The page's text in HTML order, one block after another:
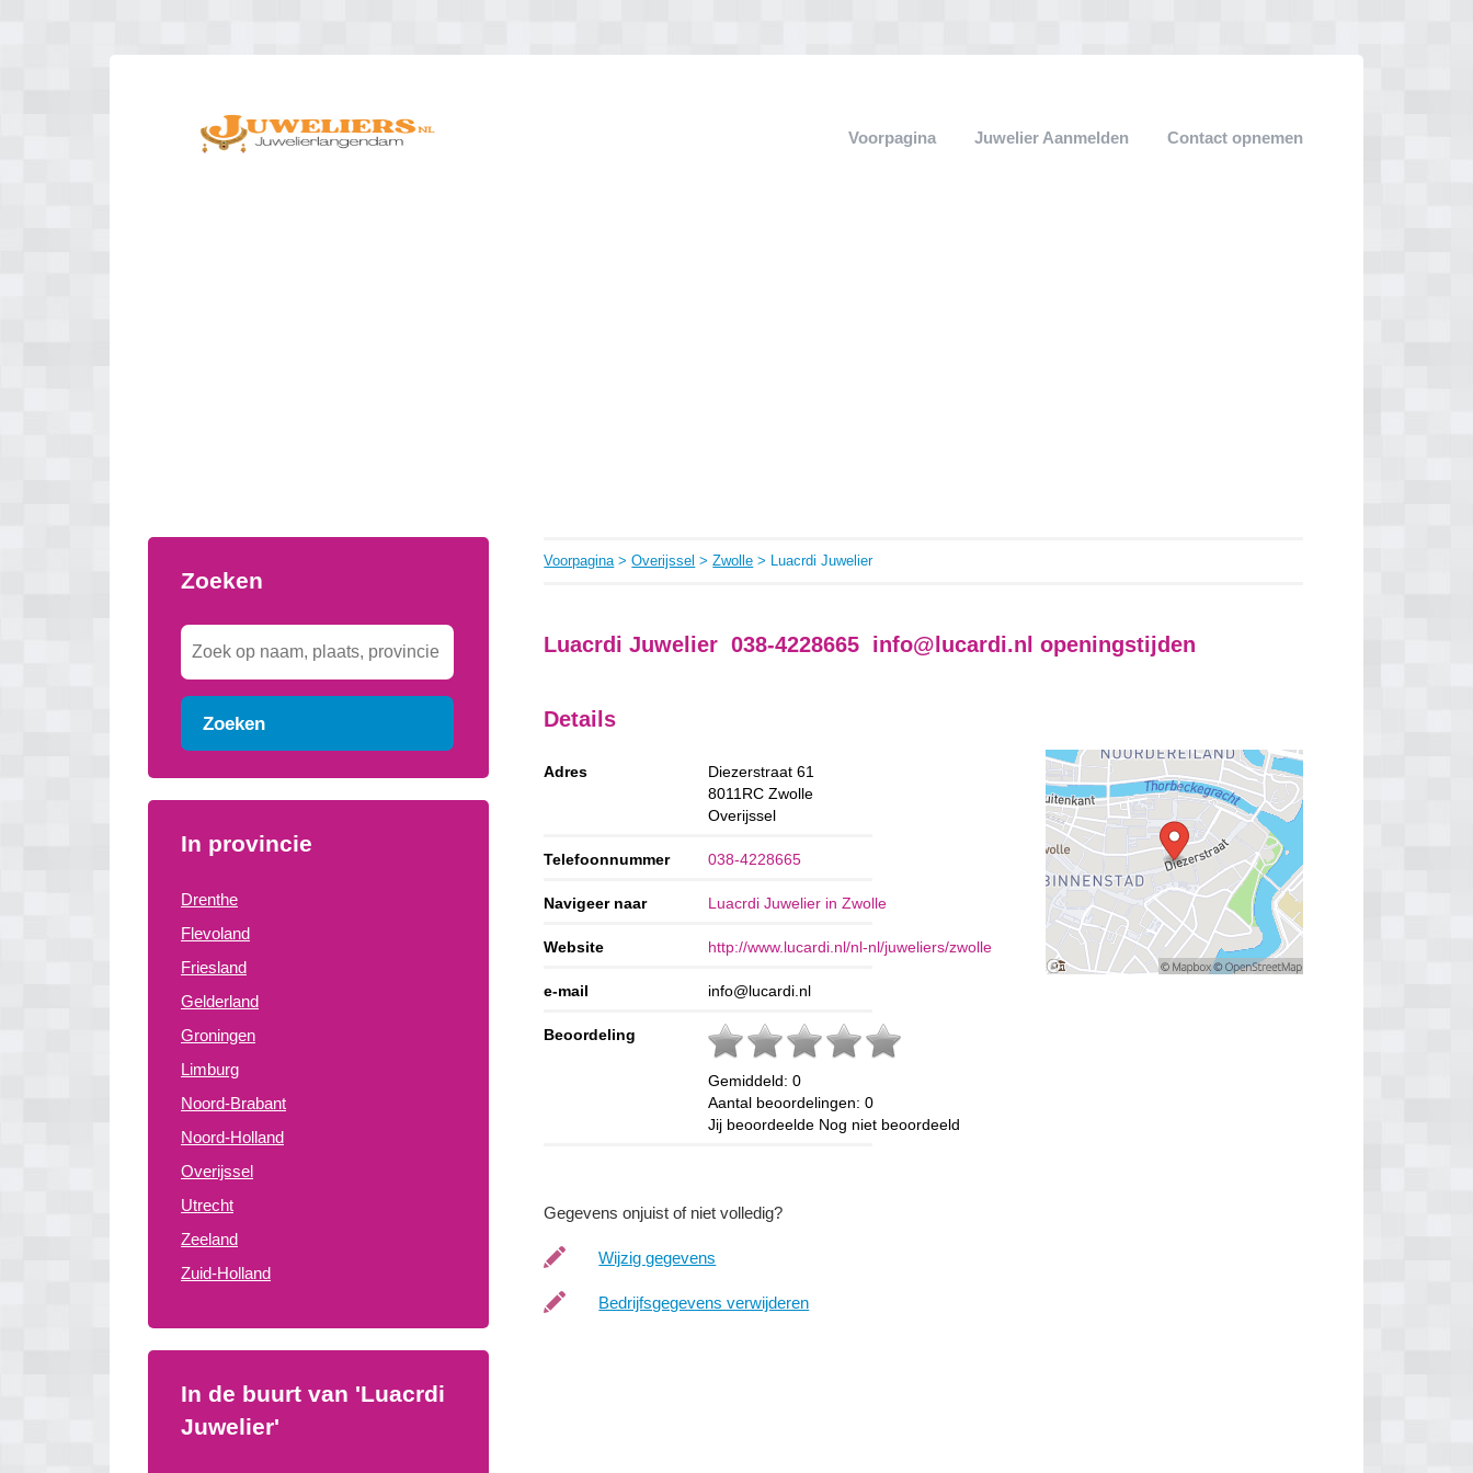
Voorpagina Juwelier Aanmelden Contact opnemen
Zoeken
Zoeken
In provincie
Drenthe
Flevoland
Friesland
Gelderland
Groningen
Limburg
Noord-Brabant
Noord-Holland
Overijssel
Utrecht
Zeeland
Zuid-Holland
In de buurt van 'Luacrdi
Juwelier'
Voorpagina>Overijssel >Zwolle > Luacrdi Juwelier
Luacrdi Juwelier 038-4228665 info@lucardi.nl openingstijden
Details
Adres
Diezerstraat 61
8011RC Zwolle
Overijssel
Telefoonnummer 038-4228665
Navigeer naar Luacrdi Juwelier in Zwolle
Website http://www.lucardi.nl/nl-nl/juweliers/zwolle
e-mail info@lucardi.nl
Beoordeling
Gemiddeld:0
Aantal beoordelingen:0
Jij beoordeelde Nog niet beoordeeld
Gegevens onjuist of niet volledig?
Wijzig gegevens
Bedrijfsgegevens verwijderen